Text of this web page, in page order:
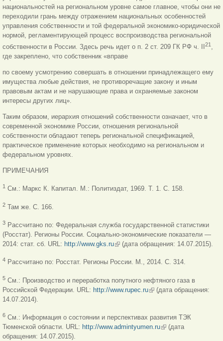
национальностей на региональном уровне самое главное, чтобы они не
переходили грань между отражением национальных особенностей
управления собственности и той федеральной экономико-юридической
нормой, регламентирующей процесс воспроизводства региональной
собственности в России. Здесь речь идет о п. 2 ст. 209 ГК РФ ч. II
21 ,
где закреплено, что собственник «вправе
по своему усмотрению совершать в отношении принадлежащего ему
имущества любые действия, не противоречащие закону и иным
правовым актам и не нарушающие права и охраняемые законом
интересы других лиц».
Таким образом, иерархия отношений собственности означает, что в
современной экономике России, отношения региональной
собственности обладают теперь региональной спецификацией,
практическое применение которых необходимо на региональном и
федеральном уровнях.
ПРИМЕЧАНИЯ
1 См.: Маркс К. Капитал. М.: Политиздат, 1969. Т. 1. C. 158.
2 Там же. С. 166.
3 Рассчитано по: Федеральная служба государственной статистики
(Росстат). Регионы России. Социально-экономические показатели —
2014: стат. сб. URL: http://www.gks.ru(внешняя ссылка)
(дата обращения: 14.07.2015).
4 Рассчитано по: Росстат. Регионы России. М., 2014. С. 314.
5 См.: Производство и переработка попутного нефтяного газа в
Российской Федерации. URL: http://www.rupec.ru(внешняя ссылка)
(дата обращения:
14.07.2014).
6 См.: Информация о состоянии и перспективах развития ТЭК
Тюменской области. URL: http://www.admintyumen.ru(внешняя ссылка)
(дата
обращения: 14.07.2015).